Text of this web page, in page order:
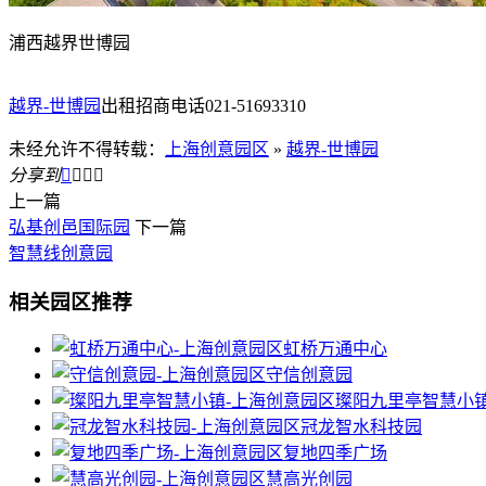
浦西越界世博园
越界-世博园 出租招商电话021-51693310
未经允许不得转载： 上海创意园区 » 越界-世博园
分享到   
上一篇
弘基创邑国际园 下一篇
智慧线创意园
相关园区推荐
虹桥万通中心
守信创意园
璨阳九里亭智慧小
冠龙智水科技园
复地四季广场
慧高光创园